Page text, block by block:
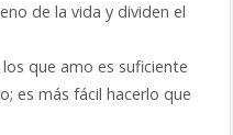
de la vida y dividen el
que amo es suficiente
es más fácil hacerlo que